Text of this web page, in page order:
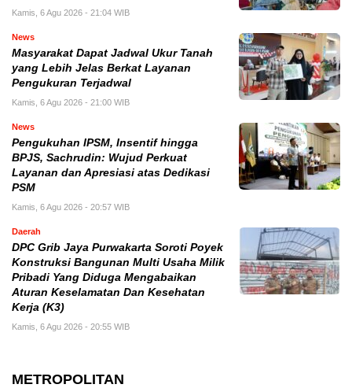
Kamis, 6 Agu 2026 - 21:04 WIB
News
Masyarakat Dapat Jadwal Ukur Tanah
yang Lebih Jelas Berkat Layanan
Pengukuran Terjadwal
Kamis, 6 Agu 2026 - 21:00 WIB
News
Pengukuhan IPSM, Insentif hingga
BPJS, Sachrudin: Wujud Perkuat
Layanan dan Apresiasi atas Dedikasi
PSM
Kamis, 6 Agu 2026 - 20:57 WIB
Daerah
DPC Grib Jaya Purwakarta Soroti Poyek
Konstruksi Bangunan Multi Usaha Milik
Pribadi Yang Diduga Mengabaikan
Aturan Keselamatan Dan Kesehatan
Kerja (K3)
Kamis, 6 Agu 2026 - 20:55 WIB
METROPOLITAN